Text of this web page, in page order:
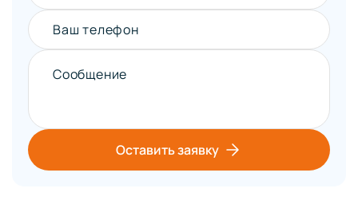
Ваш телефон
Сообщение
Оставить заявку